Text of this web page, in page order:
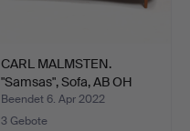
CARL MALMSTEN.
"Samsas", Sofa, AB OH
Sjögr…
Beendet 6. Apr 2022
3 Gebote